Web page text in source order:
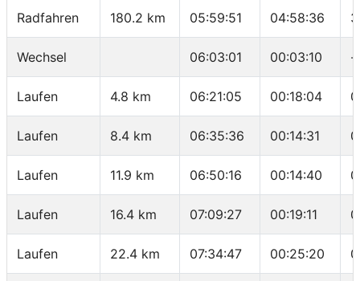
Radfahren 180.2 km 05:59:51 04:58:36
Wechsel 06:03:01 00:03:10 -
Laufen 4.8 km 06:21:05 00:18:04
Laufen 8.4 km 06:35:36 00:14:31
Laufen 11.9 km 06:50:16 00:14:40
Laufen 16.4 km 07:09:27 00:19:11
Laufen 22.4 km 07:34:47 00:25:20